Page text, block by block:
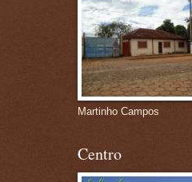
Martinho Campos
Centro